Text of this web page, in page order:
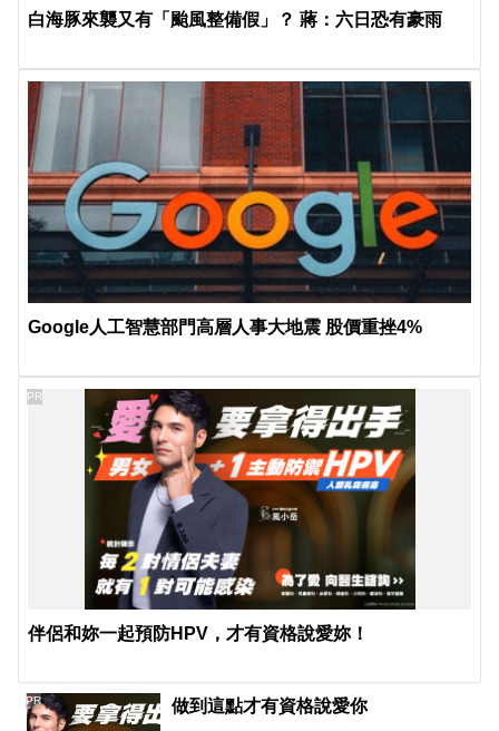
白海豚來襲又有「颱風整備假」？ 蔣：六日恐有豪雨
Google人工智慧部門高層人事大地震 股價重挫4%
伴侶和妳一起預防HPV，才有資格說愛妳！
PR
做到這點才有資格說愛你
PR